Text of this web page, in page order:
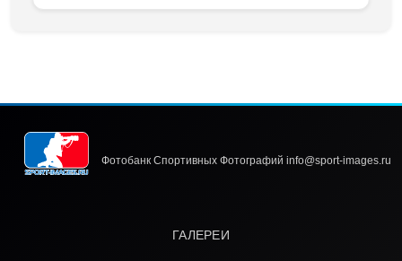
Фотобанк Спортивных Фотографий info@sport-images.ru
ГАЛЕРЕИ